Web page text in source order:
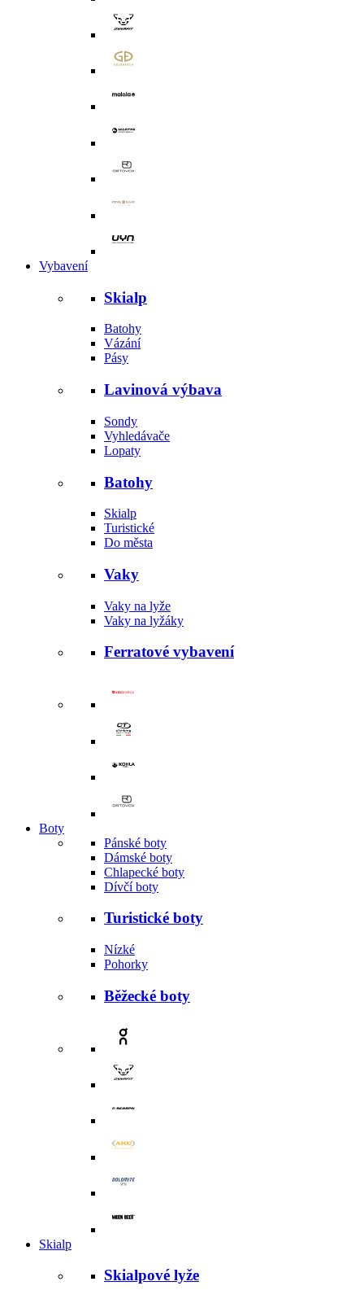
Vybavení
Skialp
Batohy
Vázání
Pásy
Lavinová výbava
Sondy
Vyhledávače
Lopaty
Batohy
Skialp
Turistické
Do města
Vaky
Vaky na lyže
Vaky na lyžáky
Ferratové vybavení
Boty
Pánské boty
Dámské boty
Chlapecké boty
Dívčí boty
Turistické boty
Nízké
Pohorky
Běžecké boty
Skialp
Skialpové lyže